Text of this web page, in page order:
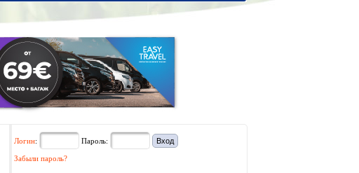
Логин: Пароль:
Забыли пароль?